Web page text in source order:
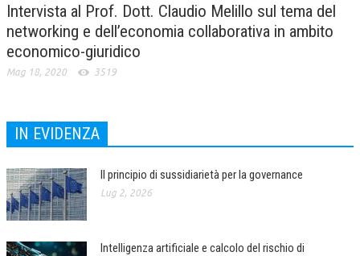
Intervista al Prof. Dott. Claudio Melillo sul tema del
networking e dell’economia collaborativa in ambito
economico-giuridico
Mag 18, 2020 3519
IN EVIDENZA
Il principio di sussidiarietà per la governance
Lug 2, 2026
Intelligenza artificiale e calcolo del rischio di